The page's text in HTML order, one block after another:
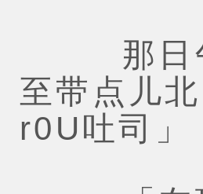
那日午
至带点儿
r0U吐司